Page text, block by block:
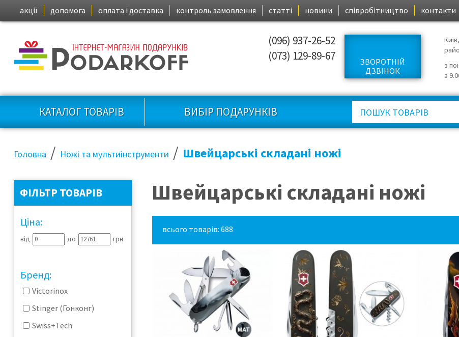
акції допомога оплата і доставка контроль замовлення статті новини співробітництво контакти
(096) 937-26-52
(073) 129-89-67
ЗВОРОТНІЙ
ДЗВІНОК
з
з
КАТАЛОГ ТОВАРІВ ВИБІР ПОДАРУНКІВ
Головна / Ножі та мультиінструменти / Швейцарські складані ножі
ФІЛЬТР ТОВАРІВ
Ціна:
від до грн
Бренд:
Victorinox
Stinger (Гонконг)
Swiss+Tech
Швейцарські складані ножі
всього товарів: 688